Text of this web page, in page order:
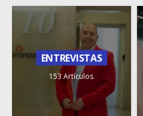
ENTREVISTAS
153 Artículos